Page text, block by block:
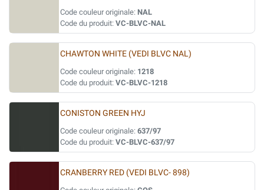
Code couleur originale: NAL
Code du produit: VC-BLVC-NAL
CHAWTON WHITE (VEDI BLVC NAL)
Code couleur originale: 1218
Code du produit: VC-BLVC-1218
CONISTON GREEN HYJ
Code couleur originale: 637/97
Code du produit: VC-BLVC-637/97
CRANBERRY RED (VEDI BLVC- 898)